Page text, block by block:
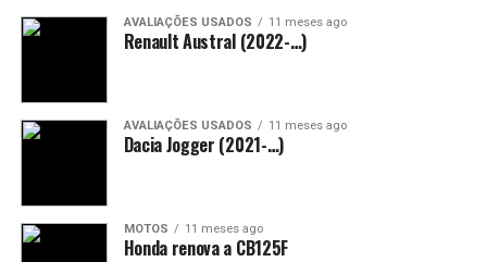
AVALIAÇÕES USADOS 11 meses ago
Renault Austral (2022-…)
AVALIAÇÕES USADOS 11 meses ago
Dacia Jogger (2021-…)
MOTOS 11 meses ago
Honda renova a CB125F